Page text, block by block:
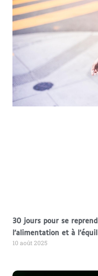
30 jours pour se
l’alimentation et à
10 août 2025